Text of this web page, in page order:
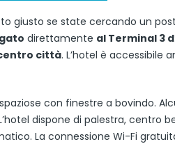
giusto se state cercando un
direttamente al Terminal 3
città. L’hotel è accessibile
con finestre a bovindo.
dispone di palestra, centro
La connessione Wi-Fi